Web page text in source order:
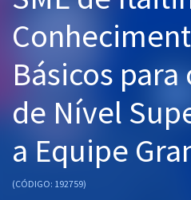
Graduação
Mentorias
Questões grátis
Básicos para
de Nível
a Equipe
(CÓDIGO: 192759)